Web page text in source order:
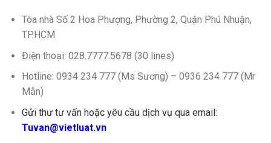
Tòa nhà Số 2 Hoa Phượng, Phường 2, Quận Phú Nhuận,
TP.HCM
Điện thoại: 028.7777.5678 (30 lines)
Hotline: 0934 234 777 (Ms Sương) – 0936 234 777 (Mr
Mẫn)
Gửi thư tư vấn hoặc yêu cầu dịch vụ qua email:
Tuvan@vietluat.vn